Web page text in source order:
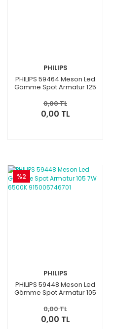
PHILIPS
PHILIPS 59464 Meson Led
Gömme Spot Armatur 125
0,00 TL
0,00 TL
%2
PHILIPS
PHILIPS 59448 Meson Led
Gömme Spot Armatur 105
0,00 TL
0,00 TL